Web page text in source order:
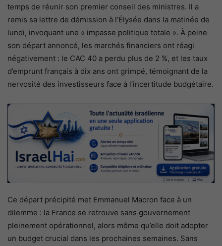
temps de réunir son premier conseil des ministres. Il a
remis sa lettre de démission à l’Élysée dans la matinée de
lundi, invoquant une « impasse politique totale ». À peine
son départ annoncé, les marchés financiers ont réagi
négativement : le CAC 40 a perdu plus de 2 %, et les taux
d’emprunt français à dix ans ont grimpé, témoignant de la
nervosité des investisseurs face à l’incertitude budgétaire.
Ce départ précipité met Emmanuel Macron face à un
dilemme : la France se retrouve sans gouvernement
pleinement opérationnel, alors même qu’elle doit adopter
un budget crucial dans les prochaines semaines. Sans